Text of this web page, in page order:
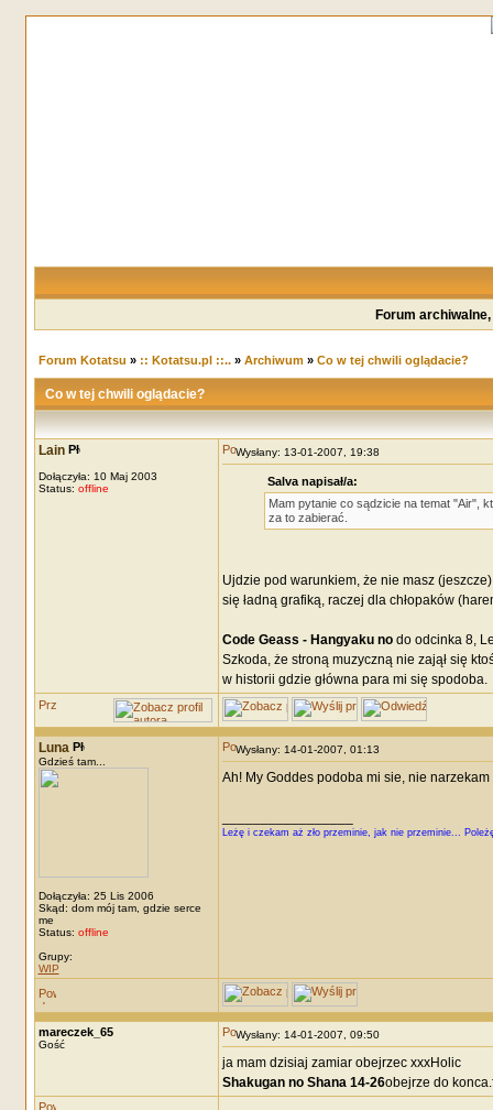
Forum
Forum Kotatsu » :: Kotatsu.pl ::..» Archiwum» Co w tej chwili oglądacie?
Co w tej chwili oglądacie?
Lain
Dołączyła: 10 Maj 2003
Status: offline
Wysłany: 13-01-2007, 19:38
Salva napisał/a:
Mam pytanie co sądzicie na temat "Air",
za to zabierać.
Ujdzie pod warunkiem, że nie masz
się ładną grafiką, raczej dla chłopaków
Code Geass - Hangyaku nodo odcinka 8,
Szkoda, że stroną muzyczną nie zajął się
w historii gdzie główna para mi się spodoba.
Luna
Gdzieś tam...
Dołączyła: 25 Lis 2006
Skąd: dom mój tam, gdzie serce
me
Status: offline
Grupy:
WIP
Wysłany: 14-01-2007, 01:13
Ah! My Goddes podoba mi sie, nie
Leżę i czekam aż zło przeminie, jak nie przeminie...
mareczek_65
Gość
Wysłany: 14-01-2007, 09:50
ja mam dzisiaj zamiar obejrzec xxxHolic
Shakugan no Shana 14-26obejrze do